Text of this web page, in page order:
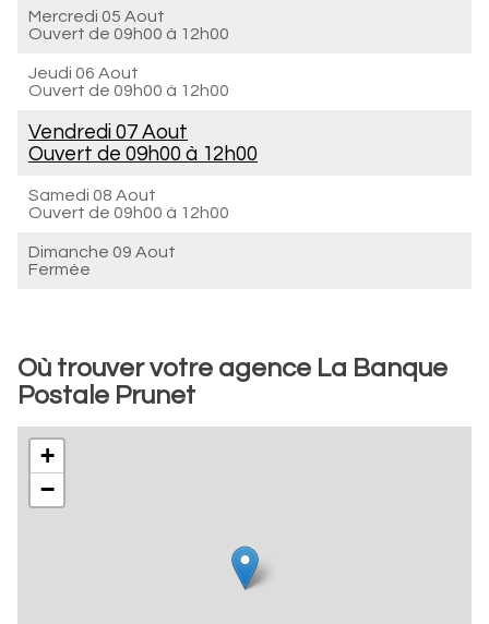
Mercredi 05 Aout
Ouvert de 09h00 à 12h00
Jeudi 06 Aout
Ouvert de 09h00 à 12h00
Vendredi 07 Aout
Ouvert de 09h00 à 12h00
Samedi 08 Aout
Ouvert de 09h00 à 12h00
Dimanche 09 Aout
Fermée
Où trouver votre agence La Banque
Postale Prunet
+
−